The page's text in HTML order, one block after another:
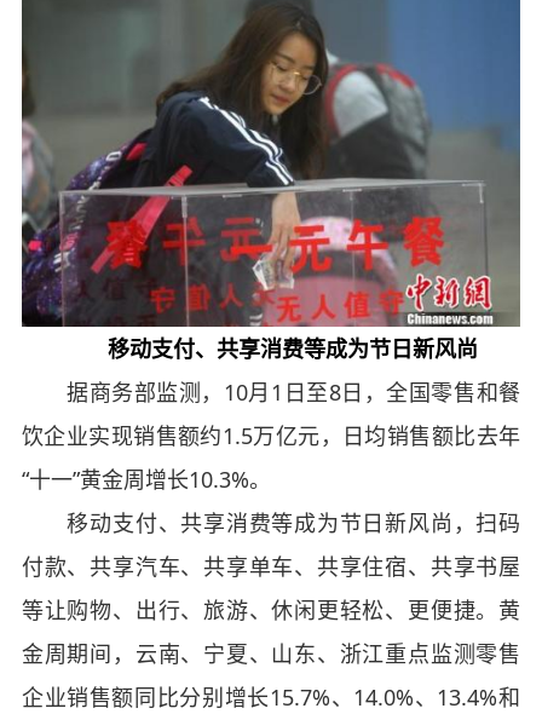
移动支付、共享消费等成为节日新风尚
据商务部监测，10月1日至8日，全国零售和餐
饮企业实现销售额约1.5万亿元，日均销售额比去年
“十一”黄金周增长10.3%。
移动支付、共享消费等成为节日新风尚，扫码
付款、共享汽车、共享单车、共享住宿、共享书屋
等让购物、出行、旅游、休闲更轻松、更便捷。黄
金周期间，云南、宁夏、山东、浙江重点监测零售
企业销售额同比分别增长15.7%、14.0%、13.4%和